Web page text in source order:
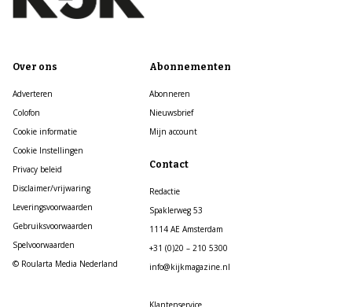
Over ons
Adverteren
Colofon
Cookie informatie
Cookie Instellingen
Privacy beleid
Disclaimer/vrijwaring
Leveringsvoorwaarden
Gebruiksvoorwaarden
Spelvoorwaarden
© Roularta Media Nederland
Abonnementen
Abonneren
Nieuwsbrief
Mijn account
Contact
Redactie
Spaklerweg 53
1114 AE Amsterdam
+31 (0)20 – 210 5300
info@kijkmagazine.nl
Klantenservice